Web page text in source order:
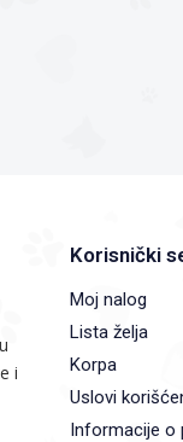
i
Korisnički
Moj nalog
Lista želja
Korpa
Uslovi
Informacije o